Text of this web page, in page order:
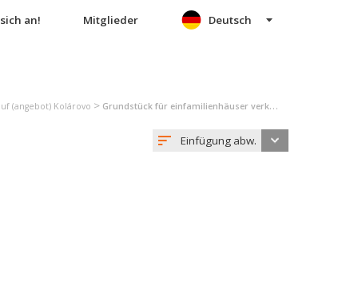
an! Mitglieder Deutsch
(angebot) Kolárovo > Grundstück für einfamilienhäuser verkauf (angebot) Kolárovo
Einfügung abw.